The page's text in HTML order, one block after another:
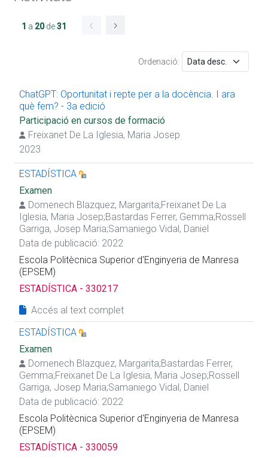
1 a 20de31
Ordenació:
ChatGPT: Oportunitat i repte per a la docència. I ara
què fem? - 3a edició
Participació en cursos de formació
Freixanet De La Iglesia, Maria Josep
2023
ESTADÍSTICA
Examen
Domenech Blazquez, Margarita;Freixanet De La
Iglesia, Maria Josep;Bastardas Ferrer, Gemma;Rossell
Garriga, Josep Maria;Samaniego Vidal, Daniel
Data de publicació: 2022
Escola Politècnica Superior d'Enginyeria de Manresa
(EPSEM)
ESTADÍSTICA - 330217
Accés al text complet
ESTADÍSTICA
Examen
Domenech Blazquez, Margarita;Bastardas Ferrer,
Gemma;Freixanet De La Iglesia, Maria Josep;Rossell
Garriga, Josep Maria;Samaniego Vidal, Daniel
Data de publicació: 2022
Escola Politècnica Superior d'Enginyeria de Manresa
(EPSEM)
ESTADÍSTICA - 330059